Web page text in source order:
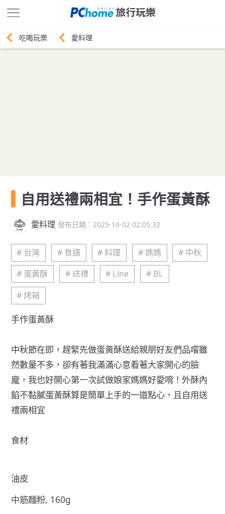
愛料理
自用送禮兩相宜！手作蛋黃酥
愛料理 發布日期：2025-10-02 02:05:32
# 台灣 # 食譜 # 料理 # 媽媽
# 中秋
# 蛋黃酥
# 送禮 # Line
# BL
# 烤箱
手作蛋黃酥
中秋節在即，趕緊先做蛋黃酥送給親朋好友們品嚐雖
然數量不多，卻有著我滿滿心意看著大家開心的臉
龐，我也好開心第一次試做娘家媽媽好愛唷！外酥內
餡不黏膩蛋黃酥算是簡單上手的一道點心，且自用送
禮兩相宜
食材
油皮
中筋麵粉, 160g